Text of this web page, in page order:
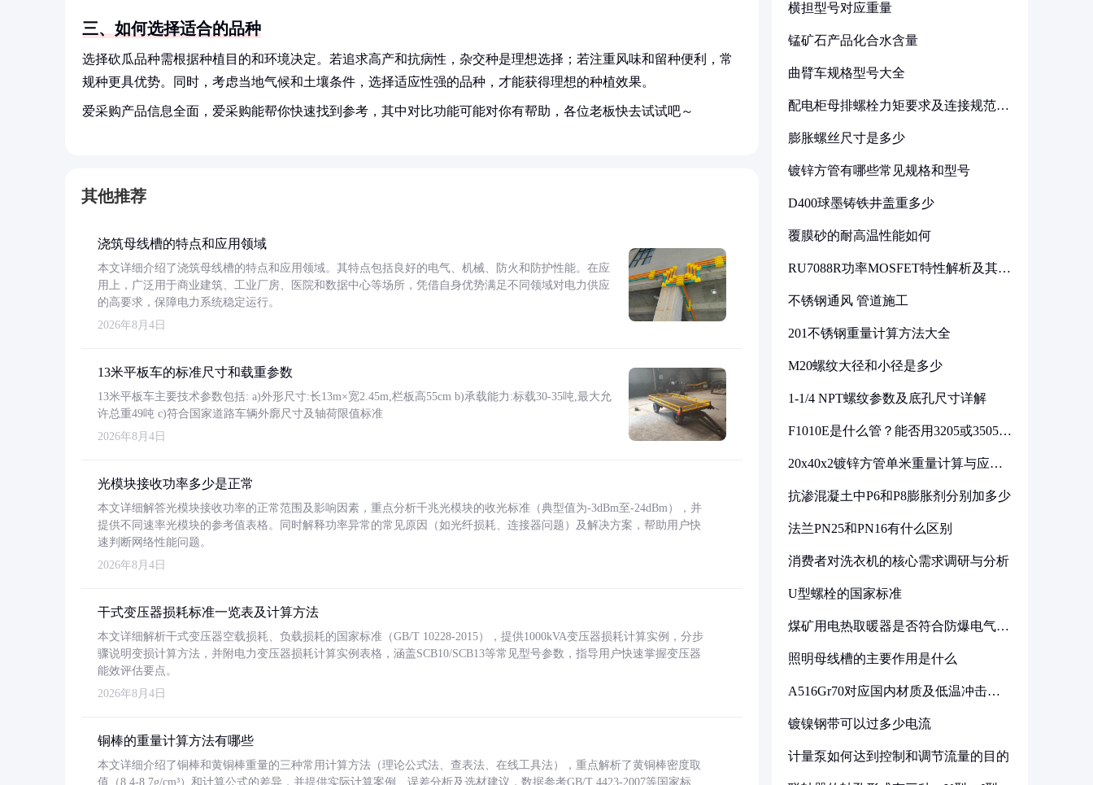
三、如何选择适合的品种
选择砍瓜品种需根据种植目的和环境决定。若追求高产和抗病性，杂交种是理想选择；若注重风味和留种便利，常
规种更具优势。同时，考虑当地气候和土壤条件，选择适应性强的品种，才能获得理想的种植效果。
爱采购产品信息全面，爱采购能帮你快速找到参考，其中对比功能可能对你有帮助，各位老板快去试试吧～
其他推荐
浇筑母线槽的特点和应用领域
本文详细介绍了浇筑母线槽的特点和应用领域。其特点包括良好的电气、机械、防火和防护性能。在应
用上，广泛用于商业建筑、工业厂房、医院和数据中心等场所，凭借自身优势满足不同领域对电力供应
的高要求，保障电力系统稳定运行。
2026年8月4日
13米平板车的标准尺寸和载重参数
13米平板车主要技术参数包括: a)外形尺寸:长13m×宽2.45m,栏板高55cm b)承载能力:标载30-35吨,最大允
许总重49吨 c)符合国家道路车辆外廓尺寸及轴荷限值标准
2026年8月4日
光模块接收功率多少是正常
本文详细解答光模块接收功率的正常范围及影响因素，重点分析千兆光模块的收光标准（典型值为-3dBm至-24dBm），并
提供不同速率光模块的参考值表格。同时解释功率异常的常见原因（如光纤损耗、连接器问题）及解决方案，帮助用户快
速判断网络性能问题。
2026年8月4日
干式变压器损耗标准一览表及计算方法
本文详细解析干式变压器空载损耗、负载损耗的国家标准（GB/T 10228-2015），提供1000kVA变压器损耗计算实例，分步
骤说明变损计算方法，并附电力变压器损耗计算实例表格，涵盖SCB10/SCB13等常见型号参数，指导用户快速掌握变压器
能效评估要点。
2026年8月4日
铜棒的重量计算方法有哪些
本文详细介绍了铜棒和黄铜棒重量的三种常用计算方法（理论公式法、查表法、在线工具法），重点解析了黄铜棒密度取
值（8.4-8.7g/cm³）和计算公式的差异，并提供实际计算案例、误差分析及选材建议，数据参考GB/T 4423-2007等国家标
横担型号对应重量
锰矿石产品化合水含量
曲臂车规格型号大全
配电柜母排螺栓力矩要求及连接规范详
膨胀螺丝尺寸是多少
镀锌方管有哪些常见规格和型号
D400球墨铸铁井盖重多少
覆膜砂的耐高温性能如何
RU7088R功率MOSFET特性解析及其在
不锈钢通风 管道施工
201不锈钢重量计算方法大全
M20螺纹大径和小径是多少
1-1/4 NPT螺纹参数及底孔尺寸详解
F1010E是什么管？能否用3205或3505代
20x40x2镀锌方管单米重量计算与应用
抗渗混凝土中P6和P8膨胀剂分别加多少
法兰PN25和PN16有什么区别
消费者对洗衣机的核心需求调研与分析
U型螺栓的国家标准
煤矿用电热取暖器是否符合防爆电气设
照明母线槽的主要作用是什么
A516Gr70对应国内材质及低温冲击要
镀镍钢带可以过多少电流
计量泵如何达到控制和调节流量的目的